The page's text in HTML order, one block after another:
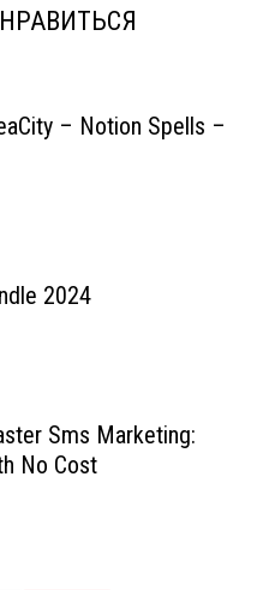
– Notion Spells –
2024
Sms Marketing:
No Cost